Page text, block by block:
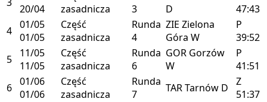
20/04
zasadnicza
3
D
47:43
4 01/05
01/05
Część
zasadnicza
Runda
4
ZIE Zielona
Góra W
P
39:52
5
11/05
11/05
Część
zasadnicza
Runda
6
GOR Gorzów
W
P
41:51
6 01/06
01/06
Część
zasadnicza
Runda
7
TARTarnów D
Z
51:37